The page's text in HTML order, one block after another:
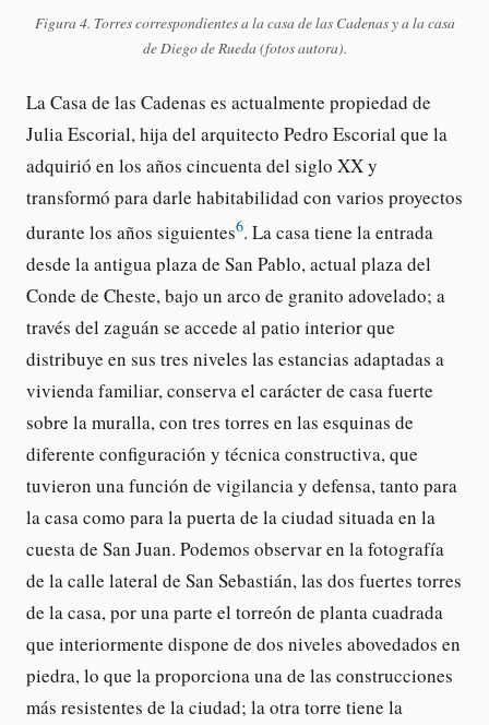
Figura 4. Torres correspondientes a la casa de las Cadenas y a la casa
de Diego de Rueda (fotos autora).
La Casa de las Cadenas es actualmente propiedad de
Julia Escorial, hija del arquitecto Pedro Escorial que la
adquirió en los años cincuenta del siglo XX y
transformó para darle habitabilidad con varios proyectos
durante los años siguientes6. La casa tiene la entrada
desde la antigua plaza de San Pablo, actual plaza del
Conde de Cheste, bajo un arco de granito adovelado; a
través del zaguán se accede al patio interior que
distribuye en sus tres niveles las estancias adaptadas a
vivienda familiar, conserva el carácter de casa fuerte
sobre la muralla, con tres torres en las esquinas de
diferente configuración y técnica constructiva, que
tuvieron una función de vigilancia y defensa, tanto para
la casa como para la puerta de la ciudad situada en la
cuesta de San Juan. Podemos observar en la fotografía
de la calle lateral de San Sebastián, las dos fuertes torres
de la casa, por una parte el torreón de planta cuadrada
que interiormente dispone de dos niveles abovedados en
piedra, lo que la proporciona una de las construcciones
más resistentes de la ciudad; la otra torre tiene la